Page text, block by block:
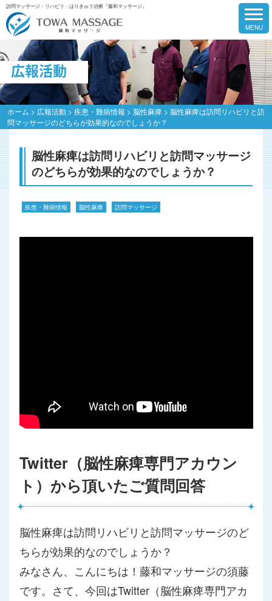
訪問マッサージ・リハビリ・はりきゅう治療『藤和マッサージ』
広報活動
ホーム > 広報活動> 疾患・難病情報 > 脳性麻痺> 脳性麻痺は訪問リハビリと訪
問マッサージのどちらが効果的なのでしょうか？
脳性麻痺は訪問リハビリと訪問マッサージ
のどちらが効果的なのでしょうか？
疾患・難病情報 脳性麻痺 訪問マッサージ
Twitter（脳性麻痺専門アカウン
ト）から頂いたご質問回答
脳性麻痺は訪問リハビリと訪問マッサージのど
ちらが効果的なのでしょうか？
みなさん、こんにちは！藤和マッサージの須藤
です。さて、今回はTwitter（脳性麻痺専門アカ